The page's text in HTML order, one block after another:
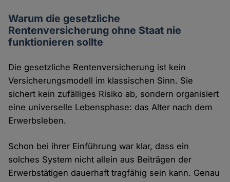
Warum die gesetzliche
Rentenversicherung ohne Staat nie
funktionieren sollte
Die gesetzliche Rentenversicherung ist kein
Versicherungsmodell im klassischen Sinn. Sie
sichert kein zufälliges Risiko ab, sondern organisiert
eine universelle Lebensphase: das Alter nach dem
Erwerbsleben.
Schon bei ihrer Einführung war klar, dass ein
solches System nicht allein aus Beiträgen der
Erwerbstätigen dauerhaft tragfähig sein kann. Genau